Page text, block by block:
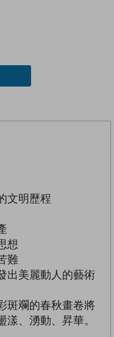
文明歷程
想
難
出美麗動人的藝術
斑斕的春秋畫卷將
、湧動、昇華。